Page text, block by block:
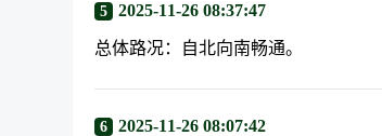
5 2025-11-26 08:37:47
总体路况：自北向南畅通。
6 2025-11-26 08:07:42